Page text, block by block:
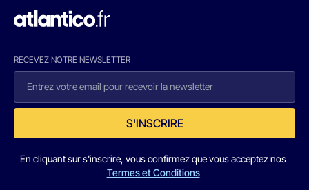
RECEVEZ NOTRE NEWSLETTER
S'INSCRIRE
En cliquant sur s'inscrire, vous confirmez que vous acceptez nos
Termes et Conditions